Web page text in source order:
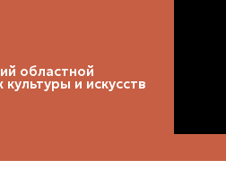
областной
и искусств